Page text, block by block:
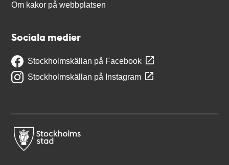
Om kakor på webbplatsen
Sociala medier
Stockholmskällan på Facebook
Stockholmskällan på Instagram